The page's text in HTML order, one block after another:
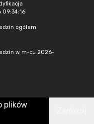
ogółem
w m-cu 2026-
plików